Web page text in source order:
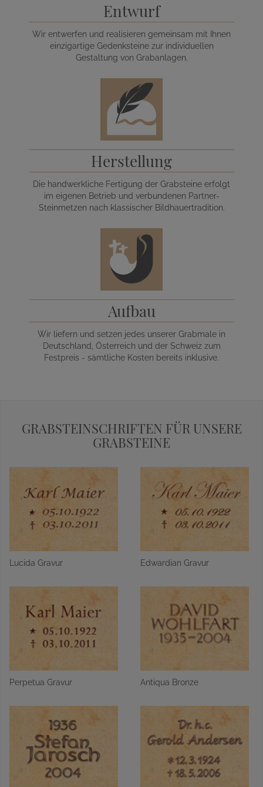
Entwurf
Wir entwerfen und realisieren gemeinsam mit Ihnen
einzigartige Gedenksteine zur individuellen
Gestaltung von Grabanlagen.
Herstellung
Die handwerkliche Fertigung der Grabsteine erfolgt
im eigenen Betrieb und verbundenen Partner-
Steinmetzen nach klassischer Bildhauertradition.
Aufbau
Wir liefern und setzen jedes unserer Grabmale in
Deutschland, Österreich und der Schweiz zum
Festpreis - sämtliche Kosten bereits inklusive.
GRABSTEINSCHRIFTEN FÜR UNSERE
GRABSTEINE
Lucida Gravur Edwardian Gravur
Perpetua Gravur Antiqua Bronze